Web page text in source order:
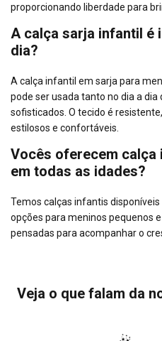
proporcionando liberdade para
A calça sarja infantil é
dia?
A calça infantil em sarja para
pode ser usada tanto no dia a
sofisticados. O tecido é
estilosos e confortáveis.
Vocês oferecem calça
em todas as idades?
Temos calças infantis
opções para meninos pequenos
pensadas para acompanhar o
Veja o que falam da